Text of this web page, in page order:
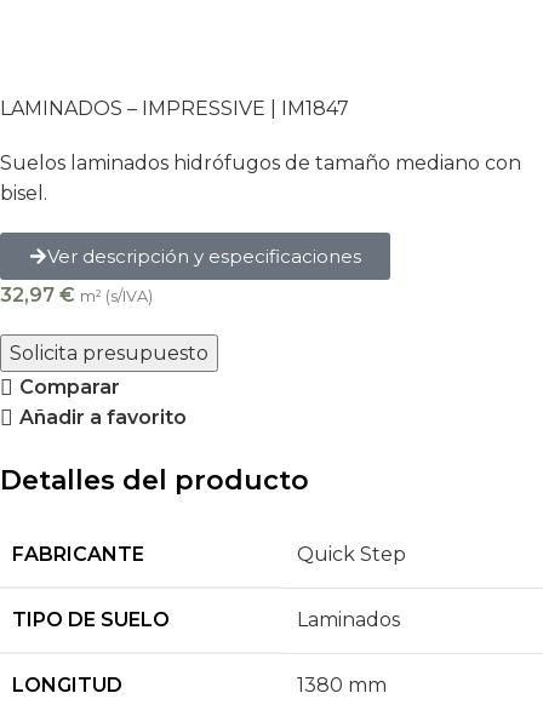
LAMINADOS – IMPRESSIVE | IM1847
Suelos laminados hidrófugos de tamaño mediano con
bisel.
Ver descripción y especificaciones
32,97 € m² (s/IVA)
Solicita presupuesto
Comparar
Añadir a favorito
Detalles del producto
FABRICANTE Quick Step
TIPO DE SUELO Laminados
LONGITUD 1380 mm